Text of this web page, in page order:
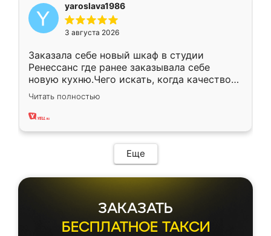
yaroslava1986
3 августа 2026
Заказала себе новый шкаф в студии
Ренессанс где ранее заказывала себе
новую кухню.Чего искать, когда качеством
вполне довольна. Служит кухня уже почти
два года, нареканий нет.
Читать полностью
Еще
ЗАКАЗАТЬ
БЕСПЛАТНОЕ ТАКСИ